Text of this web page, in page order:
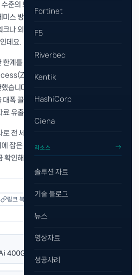
Fortinet
F5
Riverbed
Kentik
HashiCorp
Ciena
리소스
솔루션 자료
기술 블로그
뉴스
영상자료
성공사례
준의 보안을 유지하기란 매우 어렵습니
스 방화벽 구조는 트래픽 지연을 유발할
나 외부 접속 환경에서 심각한 보안 사각
데요.
계를 극복하기 위해 지스케일러의
를 도입하여 클라우드 기반 보
습니다. 본사 우회 구조를 제거해 클라우
폭 끌어올렸으며, 암호화 트래픽 검사와
유출 리스크까지 완벽히 차단했습니다.
전 세계 현장을 유연하게 확장하고, 보
잡은 지스케일러의 실질적인 글로벌 보
확인해 보세요.
링크 복사
차세대 광전송 기술 완전 분석